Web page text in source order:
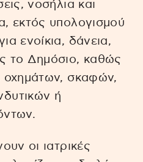
νοσήλια και
εκτός υπολογισμού
ενοίκια, δάνεια,
το Δημόσιο, καθώς
οχημάτων, σκαφών,
ή
οι ιατρικές